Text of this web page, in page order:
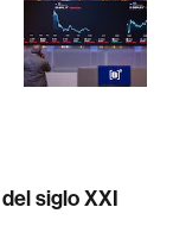
siglo XXI